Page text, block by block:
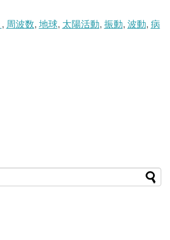
, 周波数, 地球, 太陽活動, 振動, 波動, 病